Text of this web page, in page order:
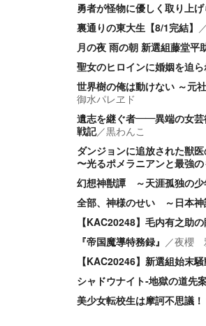
勇者が怪物に優しく取り上
裏通りの東大生【8/1完結】 ／
月の夜 雨の朝 新選組藤堂平
聖女のヒロインに婚姻を迫
世界樹の俺は動けない ～元
御水パレヱド
遺志を継ぐ者――異端の女芸
戦記／黒わんこ
ダンジョンに追放された獣
〜光るポメラニアンと最強
幻想神獣譚 ～天涯孤独の少
全部、神様のせい ～日本神
【KAC20248】毛内有之助
『帝国魔導特務録』 ／夜櫻
【KAC20246】新選組始末
シャドウナイト‐地獄の道先
美少女転校生は摩訶不思議！